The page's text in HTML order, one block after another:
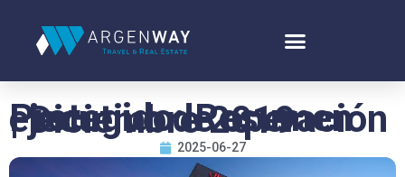
Protegido: Resumen ejecutivo de operación | Diciembre 2019
2025-06-27